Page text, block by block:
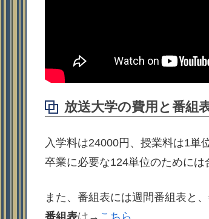
放送大学の費用と番組
入学料は24000円、授業料は1単
卒業に必要な124単位のためには
また、番組表には週間番組表と
番組表は→ こちら